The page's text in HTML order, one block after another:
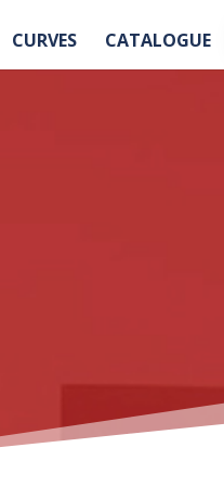
CURVES CATALOGUE